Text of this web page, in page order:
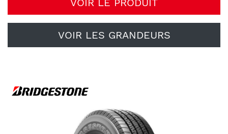
VOIR LE PRODUIT
VOIR LES GRANDEURS